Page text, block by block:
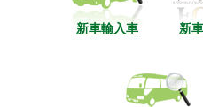
新車輸入車 新